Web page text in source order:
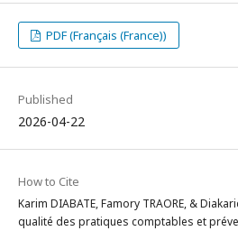
PDF (Français (France))
Published
2026-04-22
How to Cite
Karim DIABATE, Famory TRAORE, &
qualité des pratiques comptables et